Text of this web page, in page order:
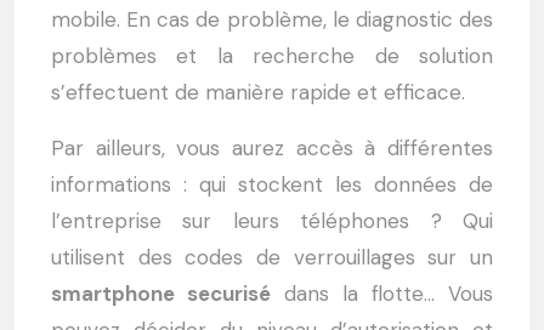
mobile. En cas de problème, le diagnostic des
problèmes et la recherche de solution
s’effectuent de manière rapide et efficace.
Par ailleurs, vous aurez accès à différentes
informations : qui stockent les données de
l’entreprise sur leurs téléphones ? Qui
utilisent des codes de verrouillages sur un
smartphone securisé dans la flotte… Vous